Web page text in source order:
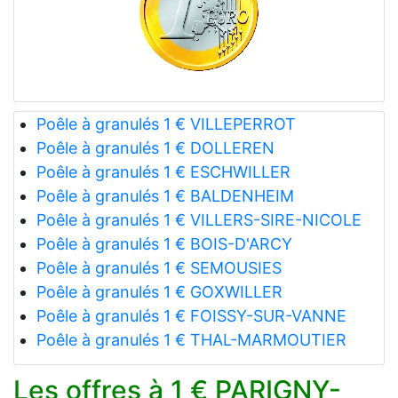
Poêle à granulés 1 € VILLEPERROT
Poêle à granulés 1 € DOLLEREN
Poêle à granulés 1 € ESCHWILLER
Poêle à granulés 1 € BALDENHEIM
Poêle à granulés 1 € VILLERS-SIRE-NICOLE
Poêle à granulés 1 € BOIS-D'ARCY
Poêle à granulés 1 € SEMOUSIES
Poêle à granulés 1 € GOXWILLER
Poêle à granulés 1 € FOISSY-SUR-VANNE
Poêle à granulés 1 € THAL-MARMOUTIER
Les offres à 1 € PARIGNY-